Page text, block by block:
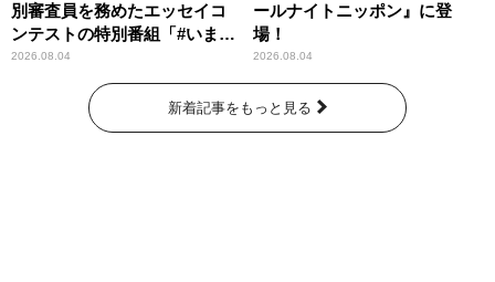
別審査員を務めたエッセイコ
ンテストの特別番組「#いまあ
なたに伝えたいこと」
2026.08.04
ールナイトニッポン』に登
場！
2026.08.04
新着記事をもっと見る